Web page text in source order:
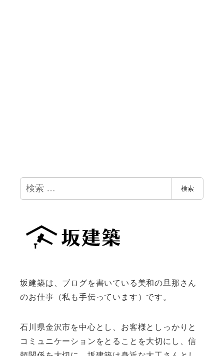
検
索
検索
坂建築は、ブログを書いている美和の旦那さん
のお仕事（私も手伝っています）です。
石川県金沢市を中心とし、お客様としっかりと
コミュニケーションをとることを大切にし、信